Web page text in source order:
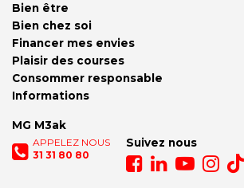
Bien être
Bien chez soi
Financer mes envies
Plaisir des courses
MG M3ak
APPELEZ NOUS
31 31 80 80
Suivez nous
Consommer responsable
Informations